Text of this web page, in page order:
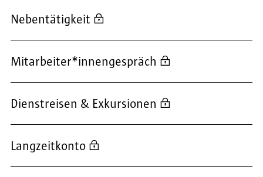
Nebentätigkeit
Mitarbeiter*innengespräch
Dienstreisen & Exkursionen
Langzeitkonto